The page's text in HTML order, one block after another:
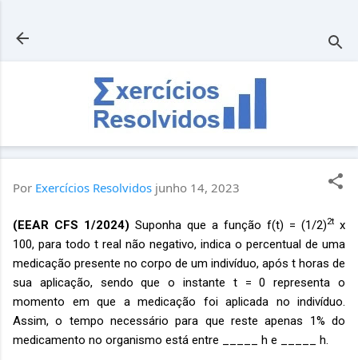
Por Exercícios Resolvidos junho 14, 2023
(EEAR CFS 1/2024) Suponha que a função f(t) = (1/2)2t x
100, para todo t real não negativo, indica o percentual de uma
medicação presente no corpo de um indivíduo, após t horas de
sua aplicação, sendo que o instante t = 0 representa o
momento em que a medicação foi aplicada no indivíduo.
Assim, o tempo necessário para que reste apenas 1% do
medicamento no organismo está entre _____ h e _____ h.